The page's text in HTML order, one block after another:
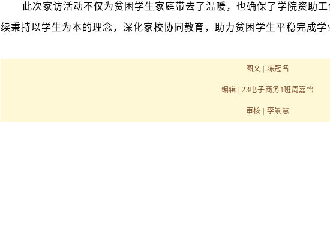
此次家访活动不仅为贫困学生家庭带去了温暖，也确保了学院资助
续秉持以学生为本的理念，深化家校协同教育，助力贫困学生平稳完成学
图文 | 陈冠名
编辑 | 23电子商务1班周嘉怡
审核 | 李景慧